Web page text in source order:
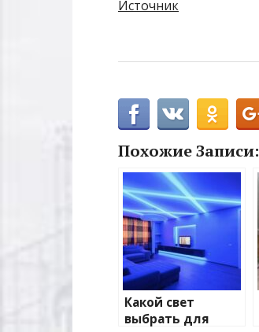
Источник
Похожие Записи:
Какой свет
выбрать для